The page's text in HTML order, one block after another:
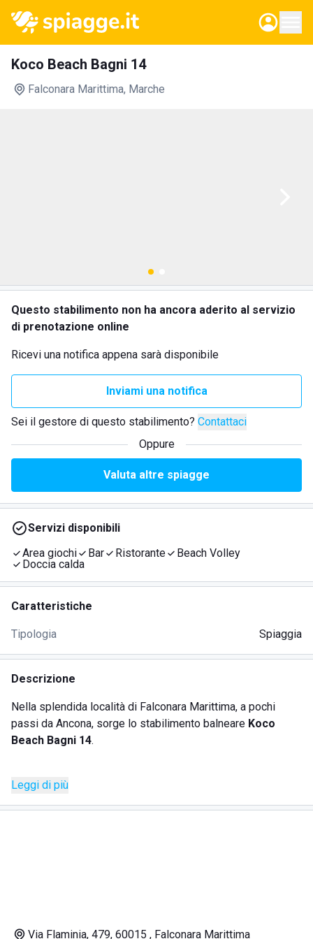
Koco Beach Bagni 14
Falconara Marittima, Marche
Questo stabilimento non ha ancora aderito al servizio
di prenotazione online
Ricevi una notifica appena sarà disponibile
Inviami una notifica
Sei il gestore di questo stabilimento? Contattaci
Oppure
Valuta altre spiagge
Servizi disponibili
Area giochi
Bar Ristorante
Beach Volley
Doccia calda
Caratteristiche
Tipologia Spiaggia
Descrizione
Nella splendida località di Falconara Marittima, a pochi
passi da Ancona, sorge lo stabilimento balneare Koco
Beach Bagni 14.
struttura è pronta ad accogliere i suoi clienti in un
di relax e divertimento, nel pieno stile cordiale e festoso
Leggi di più
Via Flaminia, 479, 60015 , Falconara Marittima